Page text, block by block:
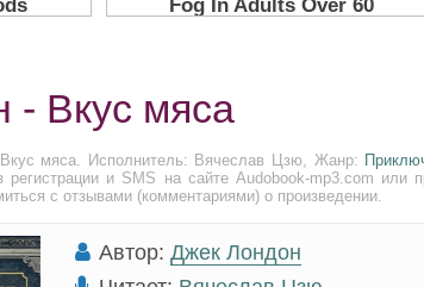
- Вкус мяса
мяса. Исполнитель: Вячеслав Цзю, Жанр:
регистрации и SMS на сайте Audobook-mp3.com или
с отзывами (комментариями) о произведении.
Автор: Джек Лондон